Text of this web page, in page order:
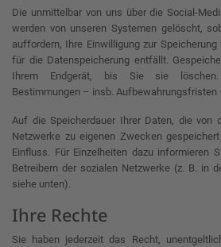
Die unmittelbar von uns über die Social-
werden von unseren Systemen gelöscht,
auffordern, Ihre Einwilligung zur
für die Datenspeicherung entfällt.
Ihrem Endgerät, bis Sie sie löschen.
Bestimmungen – insb. Aufbewahrungsfristen
Auf die Speicherdauer Ihrer Daten, die von
Netzwerke zu eigenen Zwecken
Einfluss. Für Einzelheiten dazu informieren
Betreibern der sozialen Netzwerke (z. B. in
siehe unten).
Ihre Rechte
Sie haben jederzeit das Recht,